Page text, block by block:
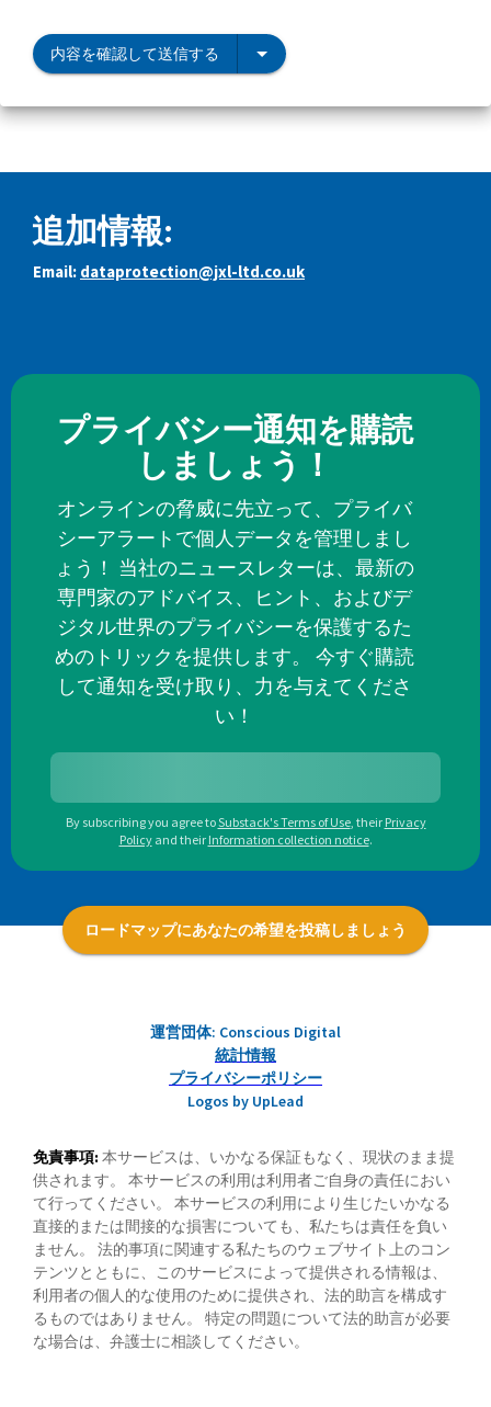
内容を確認して送信する
追加情報:
Email: dataprotection@jxl-ltd.co.uk
プライバシー通知を購読
しましょう！
オンラインの脅威に先立って、プライバ
シーアラートで個人データを管理しまし
ょう！ 当社のニュースレターは、最新の
専門家のアドバイス、ヒント、およびデ
ジタル世界のプライバシーを保護するた
めのトリックを提供します。 今すぐ購読
して通知を受け取り、力を与えてくださ
い！
By subscribing you agree toSubstack's Terms of Use, their Privacy
Policy and their Information collection notice.
ロードマップにあなたの希望を投稿しましょう
運営団体: Conscious Digital
統計情報
プライバシーポリシー
Logos by UpLead
免責事項: 本サービスは、いかなる保証もなく、現状のまま提
供されます。 本サービスの利用は利用者ご自身の責任におい
て行ってください。 本サービスの利用により生じたいかなる
直接的または間接的な損害についても、私たちは責任を負い
ません。 法的事項に関連する私たちのウェブサイト上のコン
テンツとともに、このサービスによって提供される情報は、
利用者の個人的な使用のために提供され、法的助言を構成す
るものではありません。 特定の問題について法的助言が必要
な場合は、弁護士に相談してください。